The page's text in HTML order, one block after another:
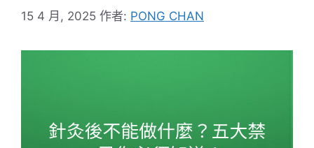
15 4 月, 2025 作者: PONG CHAN